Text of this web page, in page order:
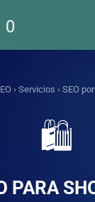
› Servicios › SEO
🛍️
PARA